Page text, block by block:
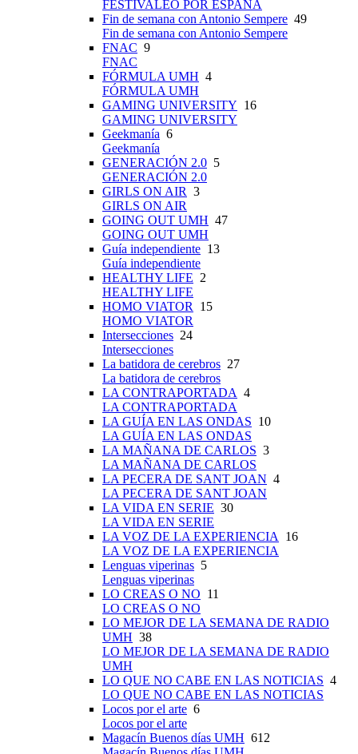
FESTIVALEO POR ESPAÑA
Fin de semana con Antonio Sempere 49
Fin de semana con Antonio Sempere
FNAC 9
FNAC
FÓRMULA UMH 4
FÓRMULA UMH
GAMING UNIVERSITY 16
GAMING UNIVERSITY
Geekmanía 6
Geekmanía
GENERACIÓN 2.0 5
GENERACIÓN 2.0
GIRLS ON AIR 3
GIRLS ON AIR
GOING OUT UMH 47
GOING OUT UMH
Guía independiente 13
Guía independiente
HEALTHY LIFE 2
HEALTHY LIFE
HOMO VIATOR 15
HOMO VIATOR
Intersecciones 24
Intersecciones
La batidora de cerebros 27
La batidora de cerebros
LA CONTRAPORTADA 4
LA CONTRAPORTADA
LA GUÍA EN LAS ONDAS 10
LA GUÍA EN LAS ONDAS
LA MAÑANA DE CARLOS 3
LA MAÑANA DE CARLOS
LA PECERA DE SANT JOAN 4
LA PECERA DE SANT JOAN
LA VIDA EN SERIE 30
LA VIDA EN SERIE
LA VOZ DE LA EXPERIENCIA 16
LA VOZ DE LA EXPERIENCIA
Lenguas viperinas 5
Lenguas viperinas
LO CREAS O NO 11
LO CREAS O NO
LO MEJOR DE LA SEMANA DE RADIO
UMH 38
LO MEJOR DE LA SEMANA DE RADIO
UMH
LO QUE NO CABE EN LAS NOTICIAS 4
LO QUE NO CABE EN LAS NOTICIAS
Locos por el arte 6
Locos por el arte
Magacín Buenos días UMH 612